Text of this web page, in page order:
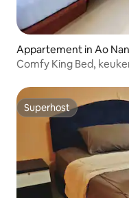
Appartement in Ao
Comfy King Bed,
Superhost
Superhost